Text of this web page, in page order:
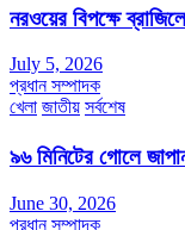
নরওয়ের বিপক্ষে
July 5, 2026
প্রধান সম্পাদক
খেলা জাতীয় সর্বশেষ
৯৬ মিনিটের গোলে
June 30, 2026
প্রধান সম্পাদক